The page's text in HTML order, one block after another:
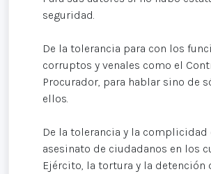
seguridad.
De la tolerancia para con los
corruptos y venales como el
Procurador, para hablar sino de
ellos.
De la tolerancia y la complicidad
asesinato de ciudadanos en los
Ejército, la tortura y la detención